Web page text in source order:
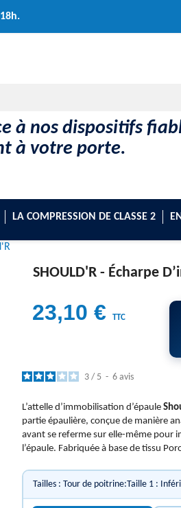
à nos dispositifs
à votre porte.
LA COMPRESSION DE CLASSE 2
SHOULD'R - Écharpe
23,10 € TTC
3 / 5 - 6 avis
L’attelle d’immobilisation d’épaule
partie épaulière, conçue de manière
avant se referme sur elle-même pour
l’épaule. Fabriquée à base de tissu
Tailles : Tour de poitrine:Taille 1 :